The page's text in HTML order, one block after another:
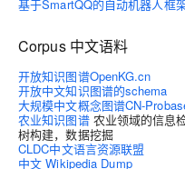
基于SmartQQ的自动机器人框
Corpus 中文语料
开放知识图谱OpenKG.cn
开放中文知识图谱的schema
大规模中文概念图谱CN-
农业知识图谱农业领域的信息
树构建，数据挖掘
CLDC中文语言资源联盟
中文 Wikipedia Dump